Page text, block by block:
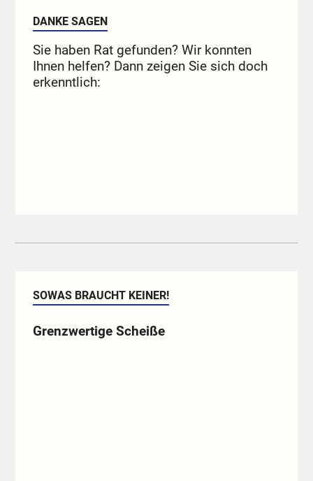
DANKE SAGEN
Sie haben Rat gefunden? Wir konnten
Ihnen helfen? Dann zeigen Sie sich doch
erkenntlich:
SOWAS BRAUCHT KEINER!
Grenzwertige Scheiße